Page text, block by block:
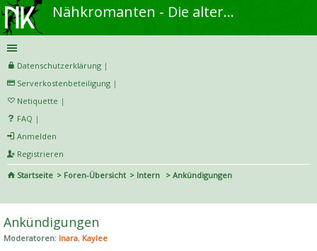
Nähkromanten - Die alternative Näh- und DIY-Community
Datenschutzerklärung |
Serverkostenbeteiligung |
Netiquette |
FAQ |
Anmelden
Registrieren
Startseite
Foren-Übersicht Intern
Ankündigungen
he
Ankündigungen
Moderatoren: Inara, Kaylee